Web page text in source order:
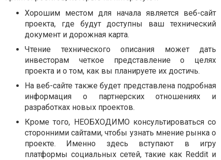
Хорошим местом для начала является веб-сайт
проекта, где будут доступны ваш технический
документ и дорожная карта.
Чтение технического описания может дать
инвесторам четкое представление о целях
проекта и о том, как вы планируете их достичь.
На веб-сайте также будет представлена подробная
информация о партнерских отношениях и
разработках новых проектов.
Кроме того, НЕОБХОДИМО консультироваться со
сторонними сайтами, чтобы узнать мнение рынка о
проекте. Именно здесь вступают в игру
платформы социальных сетей, такие как Reddit и